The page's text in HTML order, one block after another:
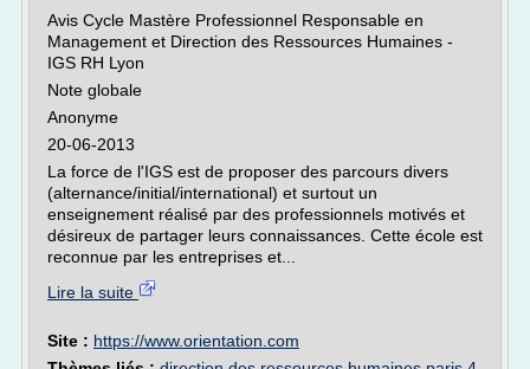
Avis Cycle Mastère Professionnel Responsable en
Management et Direction des Ressources Humaines -
IGS RH Lyon
Note globale
Anonyme
20-06-2013
La force de l'IGS est de proposer des parcours divers
(alternance/initial/international) et surtout un
enseignement réalisé par des professionnels motivés et
désireux de partager leurs connaissances. Cette école est
reconnue par les entreprises et...
Lire la suite
Site : https://www.orientation.com